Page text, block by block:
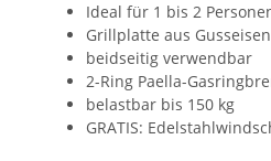
Ideal für 1 bis 2
Grillplatte aus
beidseitig verwendbar
2-Ring Paella-
belastbar bis 150 kg
GRATIS: